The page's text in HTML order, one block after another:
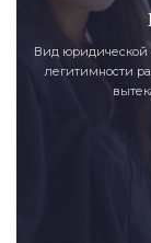
Вид юридической
легитимности